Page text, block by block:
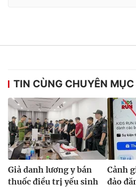
TIN CÙNG CHUYÊN MỤC
Giả danh lương y bán
thuốc điều trị yếu sinh
Cảnh
đảo